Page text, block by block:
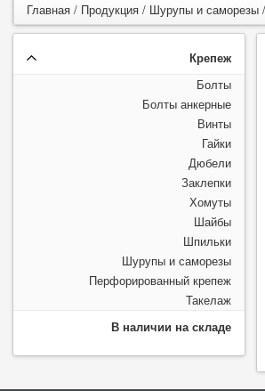
Главная / Продукция / Шурупы и саморезы /
Крепеж
Болты
Болты анкерные
Винты
Гайки
Дюбели
Заклепки
Хомуты
Шайбы
Шпильки
Шурупы и саморезы
Перфорированный крепеж
Такелаж
В наличии на складе